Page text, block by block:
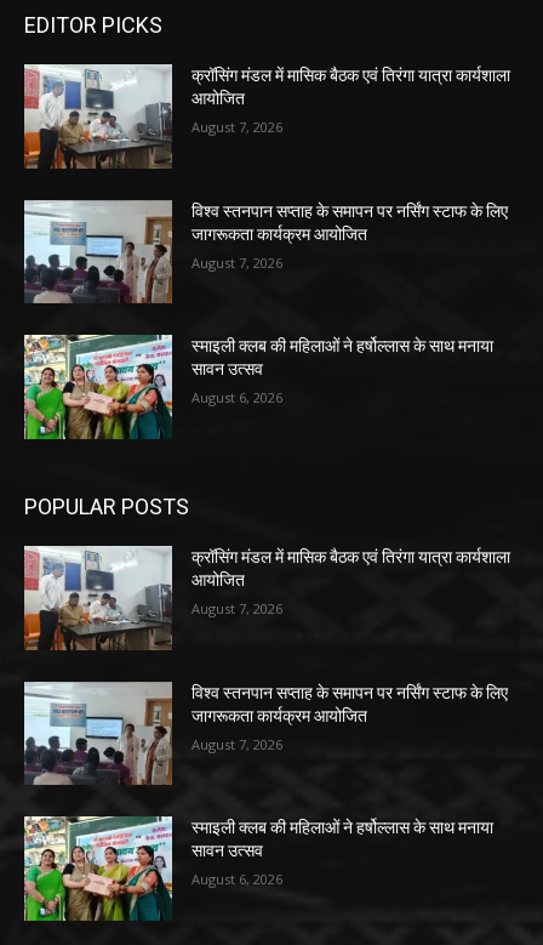
EDITOR PICKS
क्रॉसिंग मंडल में मासिक बैठक एवं तिरंगा यात्रा कार्यशाला
आयोजित
August 7, 2026
विश्व स्तनपान सप्ताह के समापन पर नर्सिंग स्टाफ के लिए
जागरूकता कार्यक्रम आयोजित
August 7, 2026
स्माइली क्लब की महिलाओं ने हर्षोल्लास के साथ मनाया
सावन उत्सव
August 6, 2026
POPULAR POSTS
क्रॉसिंग मंडल में मासिक बैठक एवं तिरंगा यात्रा कार्यशाला
आयोजित
August 7, 2026
विश्व स्तनपान सप्ताह के समापन पर नर्सिंग स्टाफ के लिए
जागरूकता कार्यक्रम आयोजित
August 7, 2026
स्माइली क्लब की महिलाओं ने हर्षोल्लास के साथ मनाया
सावन उत्सव
August 6, 2026